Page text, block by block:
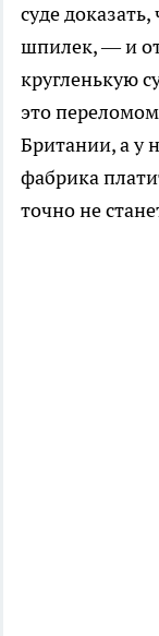
суде
шпилек, — и
кругленькую
это
Британии, а у
фабрика
точно не